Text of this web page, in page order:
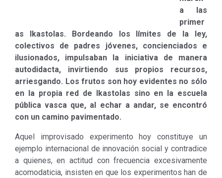
a las
primer
as Ikastolas. Bordeando los límites de la ley,
colectivos de padres jóvenes, concienciados e
ilusionados, impulsaban la iniciativa de manera
autodidacta, invirtiendo sus propios recursos,
arriesgando. Los frutos son hoy evidentes no sólo
en la propia red de Ikastolas sino en la escuela
pública vasca que, al echar a andar, se encontró
con un camino pavimentado.
Aquel improvisado experimento hoy constituye un
ejemplo internacional de innovación social y contradice
a quienes, en actitud con frecuencia excesivamente
acomodaticia, insisten en que los experimentos han de